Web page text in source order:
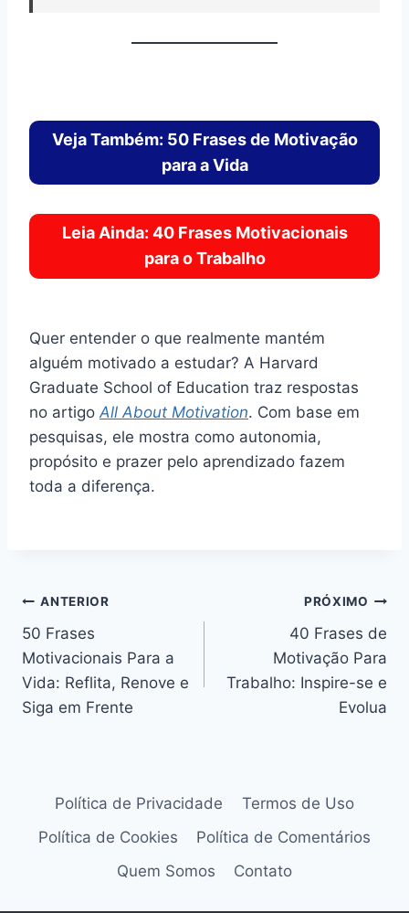
Veja Também: 50 Frases de Motivação
para a Vida
Leia Ainda: 40 Frases Motivacionais
para o Trabalho
Quer entender o que realmente mantém
alguém motivado a estudar? A Harvard
Graduate School of Education traz respostas
no artigo All About Motivation. Com base em
pesquisas, ele mostra como autonomia,
propósito e prazer pelo aprendizado fazem
toda a diferença.
Navegação
de
Post
ANTERIOR
50 Frases
Motivacionais Para a
Vida: Reflita, Renove e
Siga em Frente
PRÓXIMO
40 Frases de
Motivação Para
Trabalho: Inspire-se e
Evolua
Política de Privacidade
Termos de Uso
Política de Cookies
Política de Comentários
Quem Somos
Contato